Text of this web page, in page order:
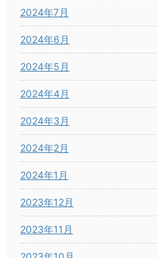
2024年7月
2024年6月
2024年5月
2024年4月
2024年3月
2024年2月
2024年1月
2023年12月
2023年11月